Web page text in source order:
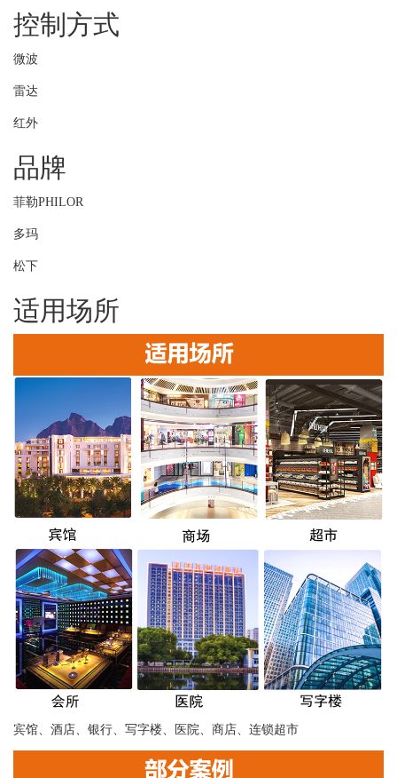
控制方式
微波
雷达
红外
品牌
菲勒PHILOR
多玛
松下
适用场所
宾馆、酒店、银行、写字楼、医院、商店、连锁超市